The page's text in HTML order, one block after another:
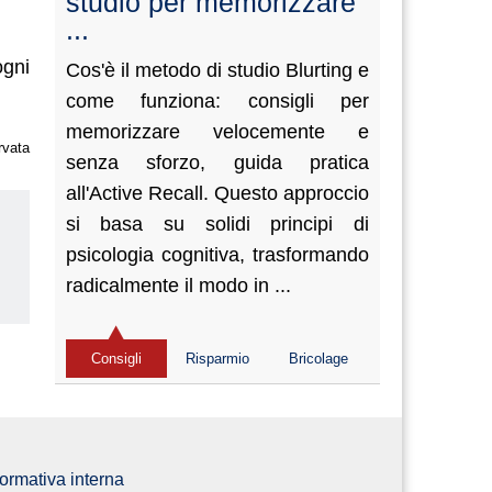
...
Cos'è il metodo di studio Blurting e
come funziona: consigli per
memorizzare velocemente e
senza sforzo, guida pratica
all'Active Recall. Questo approccio
si basa su solidi principi di
psicologia cognitiva, trasformando
radicalmente il modo in ...
Consigli Risparmio Bricolage
interna